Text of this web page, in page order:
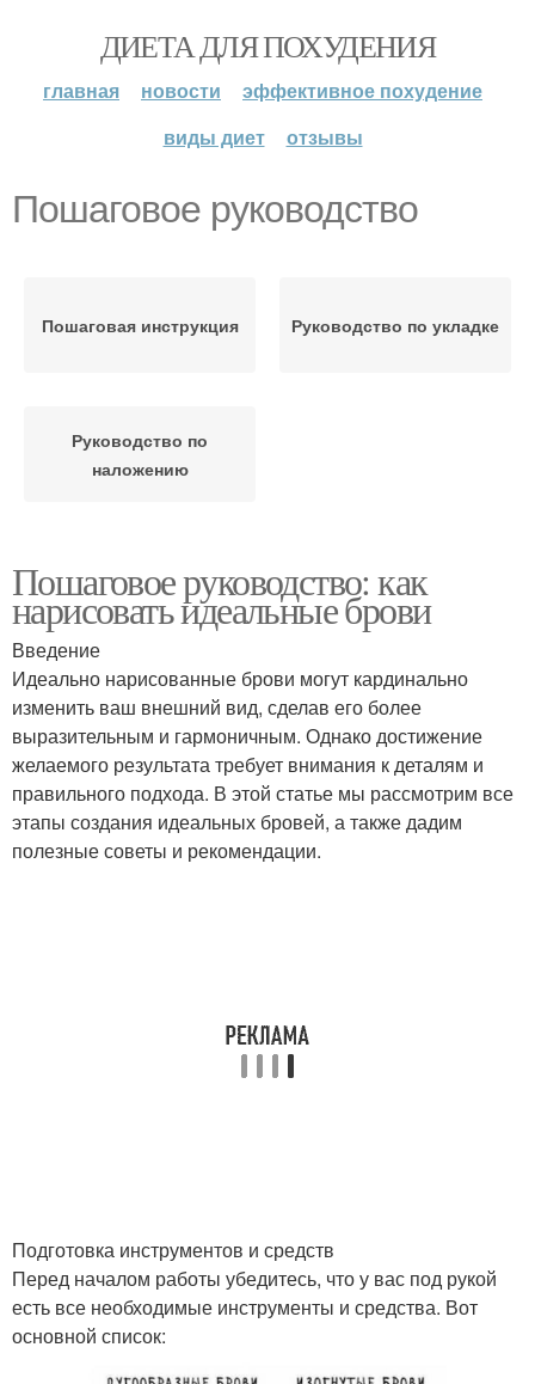
ДИЕТА ДЛЯ ПОХУДЕНИЯ
главная новости
эффективное похудение
виды диет
отзывы
Пошаговое руководство
Пошаговая инструкция Руководство по укладке
Руководство по
наложению
Пошаговое руководство: как
нарисовать идеальные брови
Введение
Идеально нарисованные брови могут кардинально
изменить ваш внешний вид, сделав его более
выразительным и гармоничным. Однако достижение
желаемого результата требует внимания к деталям и
правильного подхода. В этой статье мы рассмотрим все
этапы создания идеальных бровей, а также дадим
полезные советы и рекомендации.
Подготовка инструментов и средств
Перед началом работы убедитесь, что у вас под рукой
есть все необходимые инструменты и средства. Вот
основной список: